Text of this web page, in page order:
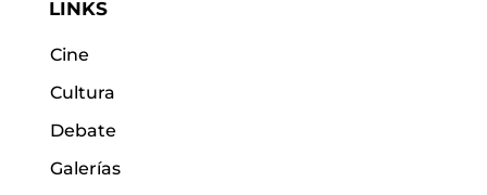
LINKS
Cine
Cultura
Debate
Galerías